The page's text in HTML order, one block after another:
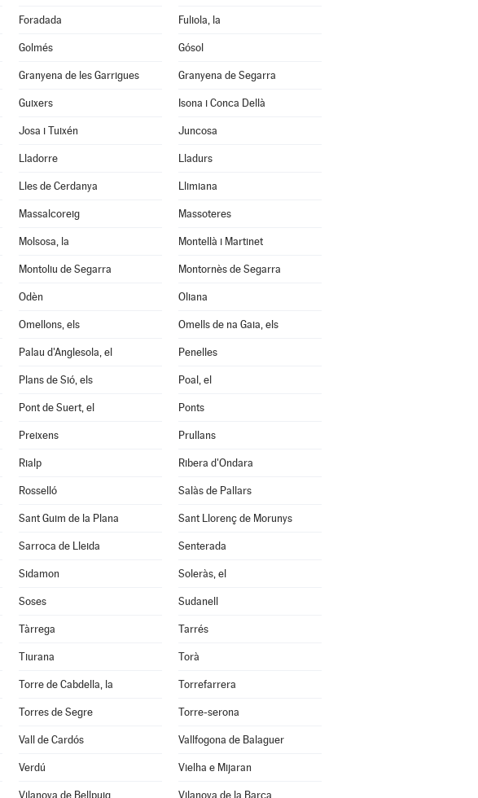
Foradada Fuliola, la
Golmés Gósol
Granyena de les Garrigues Granyena de Segarra
Guixers Isona i Conca Dellà
Josa i Tuixén Juncosa
Lladorre Lladurs
Lles de Cerdanya Llimiana
Massalcoreig Massoteres
Molsosa, la Montellà i Martinet
Montoliu de Segarra Montornès de Segarra
Odèn Oliana
Omellons, els Omells de na Gaia, els
Palau d'Anglesola, el Penelles
Plans de Sió, els Poal, el
Pont de Suert, el Ponts
Preixens Prullans
Rialp Ribera d'Ondara
Rosselló Salàs de Pallars
Sant Guim de la Plana Sant Llorenç de Morunys
Sarroca de Lleida Senterada
Sidamon Soleràs, el
Soses Sudanell
Tàrrega Tarrés
Tiurana Torà
Torre de Cabdella, la Torrefarrera
Torres de Segre Torre-serona
Vall de Cardós Vallfogona de Balaguer
Verdú Vielha e Mijaran
Vilanova de Bellpuig Vilanova de la Barca